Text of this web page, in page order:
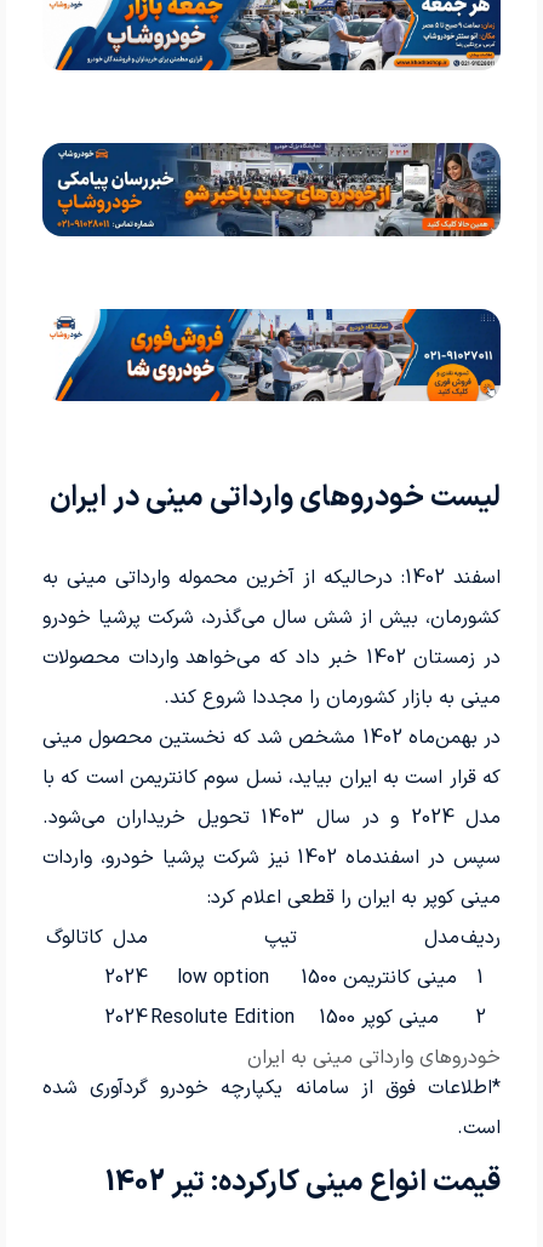
لیست خودروهای وارداتی مینی در ایران
اسفند 1402: درحالیکه از آخرین محموله وارداتی مینی به
کشورمان، بیش از شش سال می‌گذرد، شرکت پرشیا خودرو
در زمستان 1402 خبر داد که می‌خواهد واردات محصولات
مینی به بازار کشورمان را مجددا شروع کند.
در بهمن‌ماه 1402 مشخص شد که نخستین محصول مینی
که قرار است به ایران بیاید، نسل سوم کانتریمن است که با
مدل 2024 و در سال 1403 تحویل خریداران می‌شود.
سپس در اسفندماه 1402 نیز شرکت پرشیا خودرو، واردات
مینی کوپر به ایران را قطعی اعلام کرد:
خودروهای وارداتی مینی به ایران
ردیفمدل تیپ مدل کاتالوگ
1
مینی کانتریمن 1500 low option
2024
2
مینی کوپر 1500 Resolute Edition
2024
*اطلاعات فوق از سامانه یکپارچه خودرو گردآوری شده
است.
قیمت انواع مینی کارکرده: تیر 1402